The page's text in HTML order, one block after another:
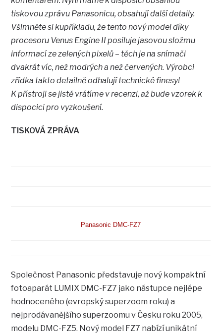
tiskovou zprávu Panasonicu, obsahují další detaily.
Všimněte si kupříkladu, že tento nový model díky
procesoru Venus Engine II posiluje jasovou složmu
informací ze zelených pixelů – těch je na snímači
dvakrát víc, než modrých a než červených. Výrobci
zřídka takto detailně odhalují technické finesy!
K přístroji se jistě vrátíme v recenzi, až bude vzorek k
dispocici pro vyzkoušení.
TISKOVÁ ZPRÁVA
Panasonic DMC-FZ7
Společnost Panasonic představuje nový kompaktní
fotoaparát LUMIX DMC-FZ7 jako nástupce nejlépe
hodnoceného (evropský superzoom roku) a
nejprodávanějšího superzoomu v Česku roku 2005,
modelu DMC-FZ5. Nový model FZ7 nabízí unikátní